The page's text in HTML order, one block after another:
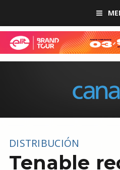
DISTRIBUCIÓN
Tenable